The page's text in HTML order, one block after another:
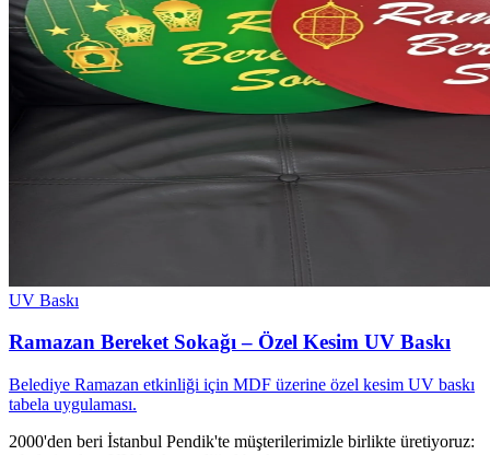
UV Baskı
Ramazan Bereket Sokağı – Özel Kesim UV Baskı
Belediye Ramazan etkinliği için MDF üzerine özel kesim UV baskı
tabela uygulaması.
2000'den beri İstanbul Pendik'te müşterilerimizle birlikte üretiyoruz: